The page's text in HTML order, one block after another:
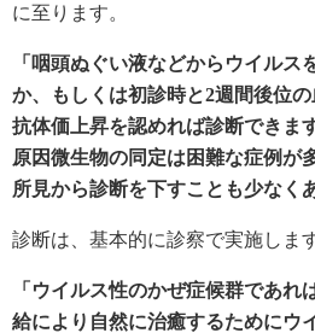
に至ります。
「咽頭ぬぐい液などからウイルス
か、もしくは初診時と2週間後位
抗体価上昇を認めれば診断できま
原因微生物の同定は困難な症例が
所見から診断を下すことも少なく
診断は、基本的に診察で実施します
「ウイルス性のかぜ症候群であれ
給により自然に治癒するためにウ